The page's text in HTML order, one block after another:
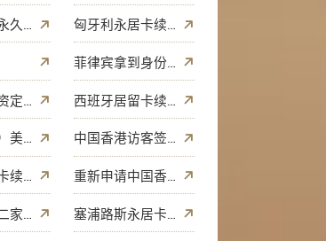
外国人在华永久居留权 匈牙利永居卡续签
菲律宾拿到身份后退签退存款
取消（放弃）美国绿卡 中国香港访客签证续期
马耳他居留卡续签 重新申请中国香港正式批准签证
马来西亚第二家园续签（五年或十年续签） 塞浦路斯永居卡续签